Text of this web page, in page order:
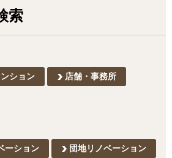
索
ション 店舗・事務所
ーション 団地リノベーション